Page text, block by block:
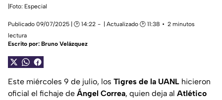
|Foto: Especial
Publicado 09/07/2025 | 🕑 14:22 | Actualizado 🕑 11:38
2 minutos
lectura
Escrito por: Bruno Velázquez
Este miércoles 9 de julio, los Tigres de la UANL hicieron
oficial el fichaje de Ángel Correa, quien deja al Atlético